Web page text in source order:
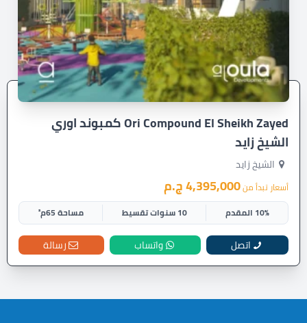
Ori Compound El Sheikh Zayed كمبوند اوري
الشيخ زايد
الشيخ زايد
أسعار تبدأ من4,395,000 ج.م
10% المقدم 10 سنوات تقسيط مساحة 65م²
اتصل واتساب رسالة